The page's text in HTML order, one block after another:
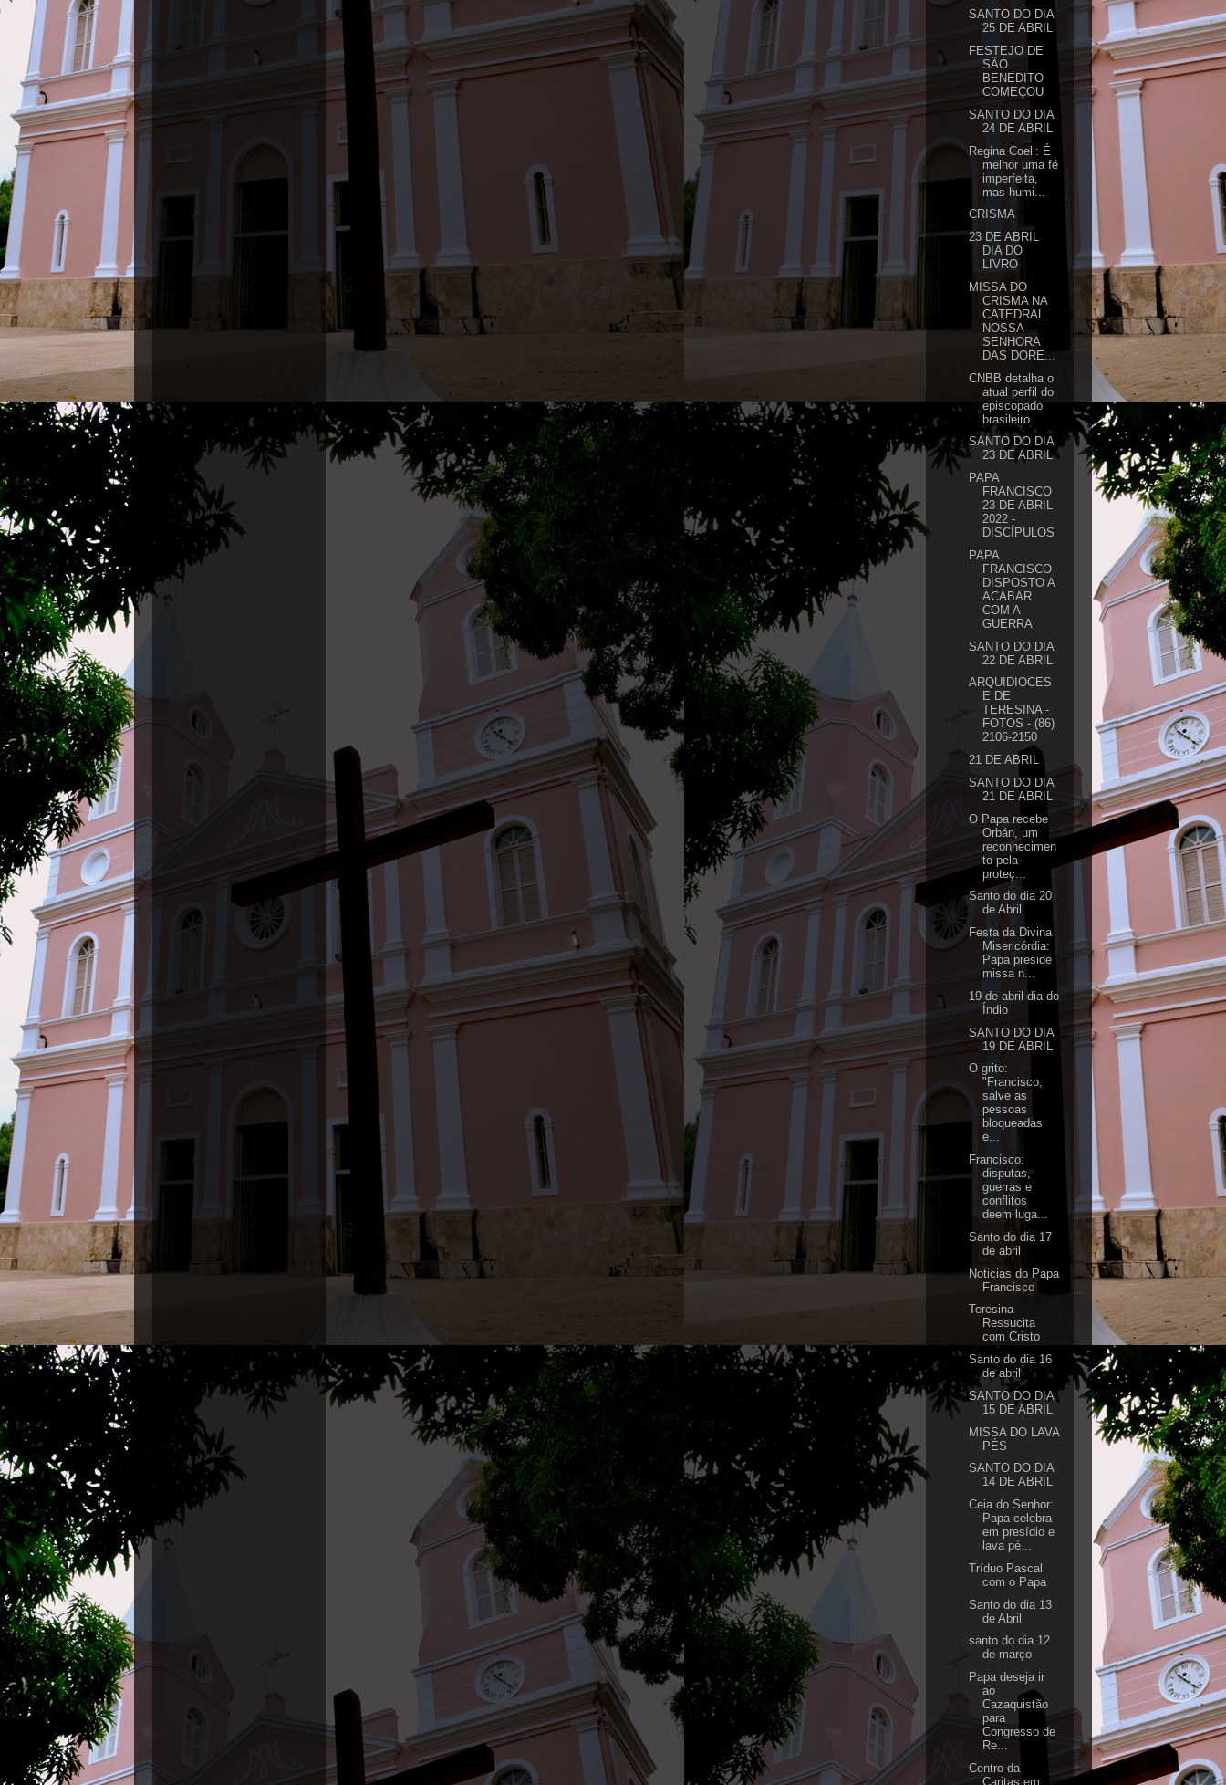
SANTO DO DIA
25 DE ABRIL
FESTEJO DE
SÃO
BENEDITO
COMEÇOU
SANTO DO DIA
24 DE ABRIL
Regina Coeli: É
melhor uma fé
imperfeita,
mas humi...
CRISMA
23 DE ABRIL
DIA DO
LIVRO
MISSA DO
CRISMA NA
CATEDRAL
NOSSA
SENHORA
DAS DORE...
CNBB detalha o
atual perfil do
episcopado
brasileiro
SANTO DO DIA
23 DE ABRIL
PAPA
FRANCISCO
23 DE ABRIL
2022 -
DISCÍPULOS
PAPA
FRANCISCO
DISPOSTO A
ACABAR
COM A
GUERRA
SANTO DO DIA
22 DE ABRIL
ARQUIDIOCES
E DE
TERESINA -
FOTOS - (86)
2106-2150
21 DE ABRIL
SANTO DO DIA
21 DE ABRIL
O Papa recebe
Orbán, um
reconhecimen
to pela
proteç...
Santo do dia 20
de Abril
Festa da Divina
Misericórdia:
Papa preside
missa n...
19 de abril dia do
Índio
SANTO DO DIA
19 DE ABRIL
O grito:
"Francisco,
salve as
pessoas
bloqueadas
e...
Francisco:
disputas,
guerras e
conflitos
deem luga...
Santo do dia 17
de abril
Noticias do Papa
Francisco
Teresina
Ressucita
com Cristo
Santo do dia 16
de abril
SANTO DO DIA
15 DE ABRIL
MISSA DO LAVA
PÉS
SANTO DO DIA
14 DE ABRIL
Ceia do Senhor:
Papa celebra
em presídio e
lava pé...
Tríduo Pascal
com o Papa
Santo do dia 13
de Abril
santo do dia 12
de março
Papa deseja ir
ao
Cazaquistão
para
Congresso de
Re...
Centro da
Caritas em